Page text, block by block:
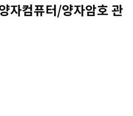
자컴퓨터/양자암호 관